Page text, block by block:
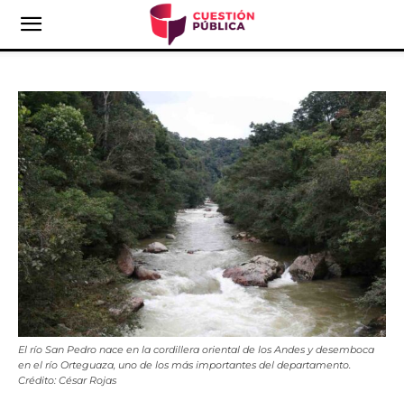
El río San Pedro nace en la cordillera oriental de los Andes y desemboca
en el río Orteguaza, uno de los más importantes del departamento.
Crédito: César Rojas